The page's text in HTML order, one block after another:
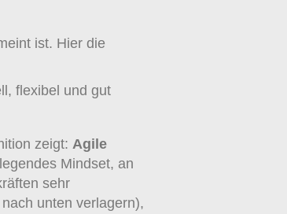
ist. Hier die
flexibel und gut
zeigt: Agile
Mindset, an
sehr
unten verlagern),